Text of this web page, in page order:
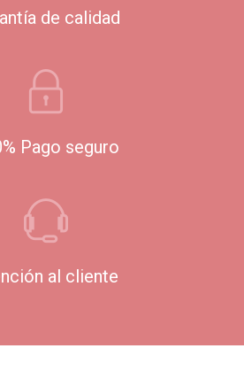
de calidad
Pago seguro
al cliente